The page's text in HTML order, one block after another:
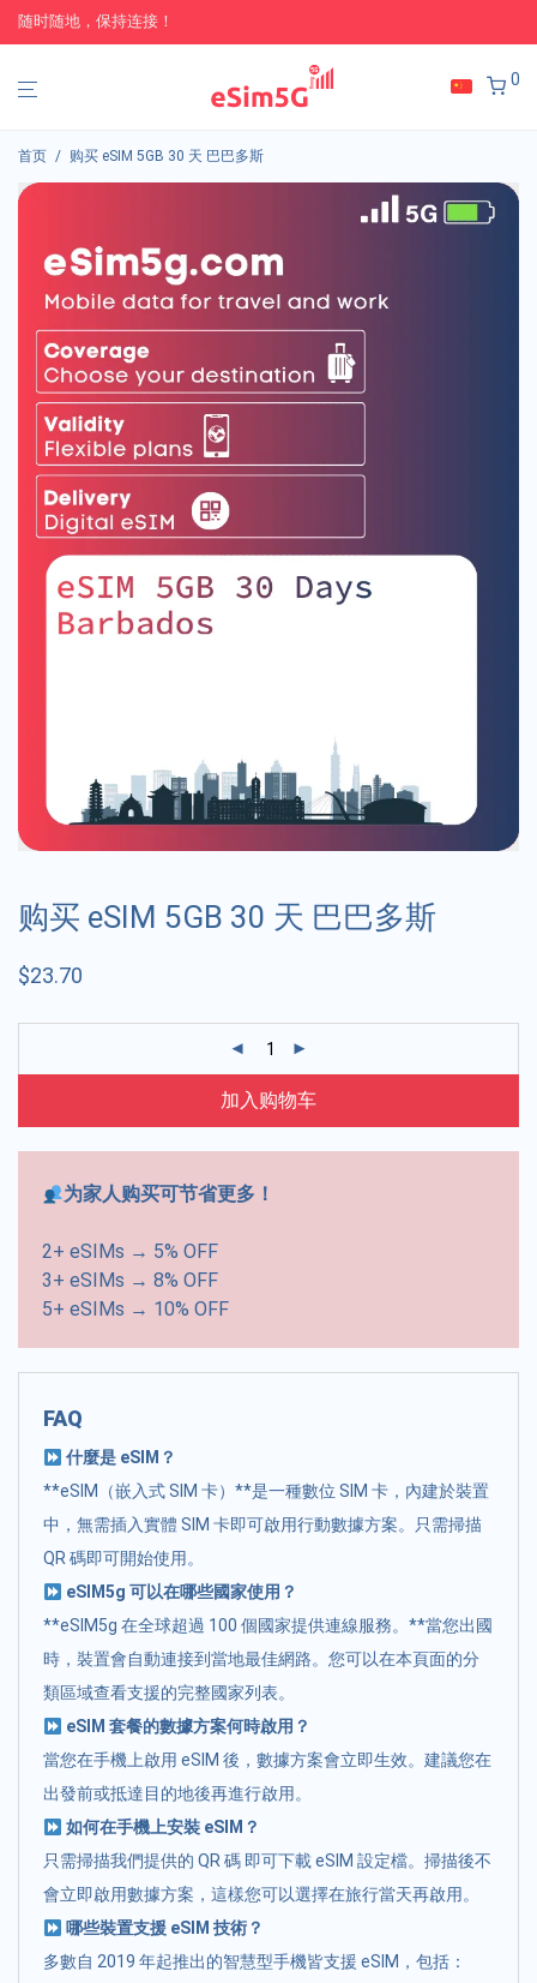
随时随地，保持连接！
0
首页 / 购买 eSIM 5GB 30 天 巴巴多斯
购买 eSIM 5GB 30 天 巴巴多斯
$23.70
加入购物车
为家人购买可节省更多！
2+ eSIMs → 5% OFF
3+ eSIMs → 8% OFF
5+ eSIMs → 10% OFF
FAQ
什麼是 eSIM？
**eSIM（嵌入式 SIM 卡）**是一種數位 SIM 卡，內建於裝置
中，無需插入實體 SIM 卡即可啟用行動數據方案。只需掃描
QR 碼即可開始使用。
eSIM5g 可以在哪些國家使用？
**eSIM5g 在全球超過 100 個國家提供連線服務。**當您出國
時，裝置會自動連接到當地最佳網路。您可以在本頁面的分
類區域查看支援的完整國家列表。
eSIM 套餐的數據方案何時啟用？
當您在手機上啟用 eSIM 後，數據方案會立即生效。建議您在
出發前或抵達目的地後再進行啟用。
如何在手機上安裝 eSIM？
只需掃描我們提供的 QR 碼 即可下載 eSIM 設定檔。掃描後不
會立即啟用數據方案，這樣您可以選擇在旅行當天再啟用。
哪些裝置支援 eSIM 技術？
多數自 2019 年起推出的智慧型手機皆支援 eSIM，包括：